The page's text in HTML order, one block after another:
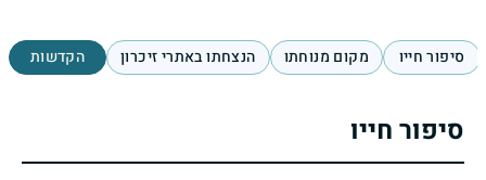
סיפור חייו מקום מנוחתו הנצחתו באתרי זיכרון הקדשות
סיפור חייו